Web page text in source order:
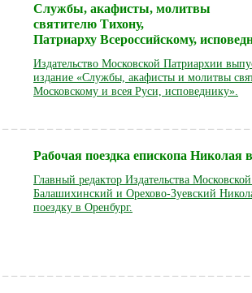
Службы, акафисты, молитвы
святителю Тихону,
Патриарху Всероссийскому,
Издательство Московской Патриархии
издание «Службы, акафисты и молитвы
Московскому и всея Руси, исповеднику».
Рабочая поездка епископа Николая
Главный редактор Издательства
Балашихинский и Орехово-Зуевский
поездку в Оренбург.